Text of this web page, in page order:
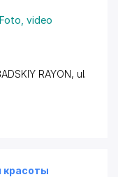
Foto, video
RAYON, ul.
красоты